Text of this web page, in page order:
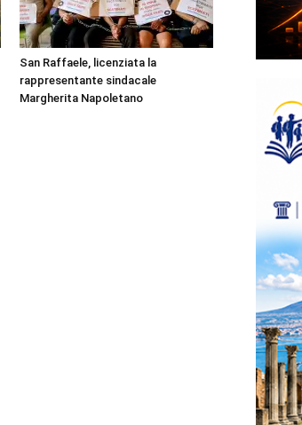
San Raffaele, licenziata la
rappresentante sindacale
Margherita Napoletano